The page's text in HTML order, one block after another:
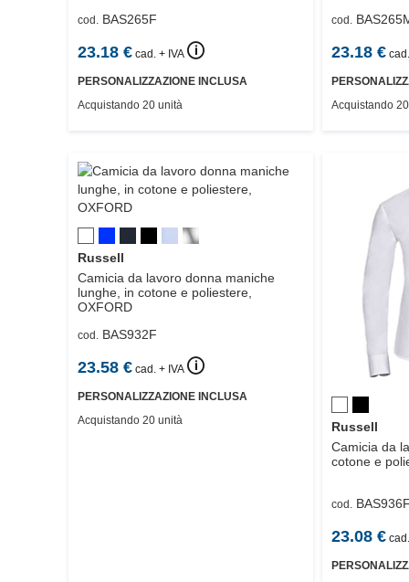
cod. BAS265F
23.18 € cad. + IVA 🛈
PERSONALIZZAZIONE INCLUSA
Acquistando 20 unità
cod.
23.18€
Acquistando
Russell
Camicia da lavoro donna maniche
lunghe, in cotone e poliestere,
OXFORD
cod. BAS932F
23.58 € cad. + IVA 🛈
PERSONALIZZAZIONE INCLUSA
Acquistando 20 unità
Russell
Camicia da
cotone e
cod.
23.08€